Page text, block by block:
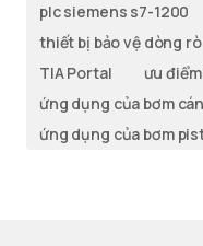
plc siemens s7-1200
thiết bị bảo vệ dòng rò
TIA Portal
ưu
ứng dụng của bơm
ứng dụng của bơm